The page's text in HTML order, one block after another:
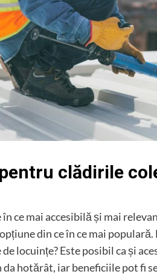
clădirile
în ce mai accesibilă și mai
din ce în ce mai
locuințe? Este posibil ca și
da hotărât, iar beneficiile pot fi